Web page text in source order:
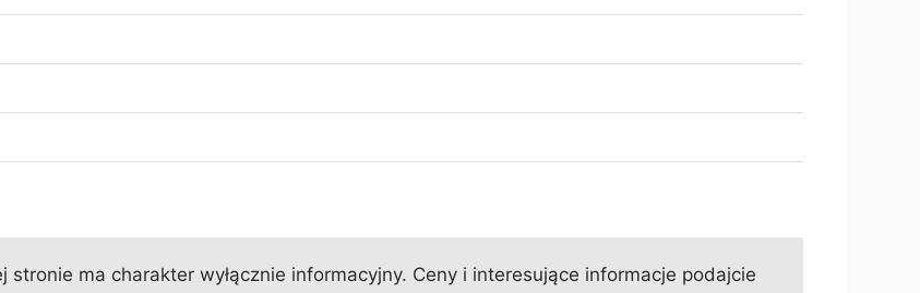
ma charakter wyłącznie informacyjny. Ceny i interesujące informacje podajcie